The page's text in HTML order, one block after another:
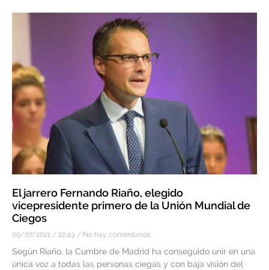
El jarrero Fernando Riaño, elegido
vicepresidente primero de la Unión Mundial de
Ciegos
09/07/2021 22:49 No hay comentarios
Según Riaño, la Cumbre de Madrid ha conseguido unir en una
única voz a todas las personas ciegas y con baja visión del